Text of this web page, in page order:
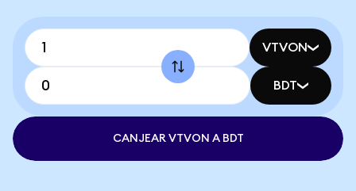
VTVON
BDT
CANJEAR VTVON A BDT